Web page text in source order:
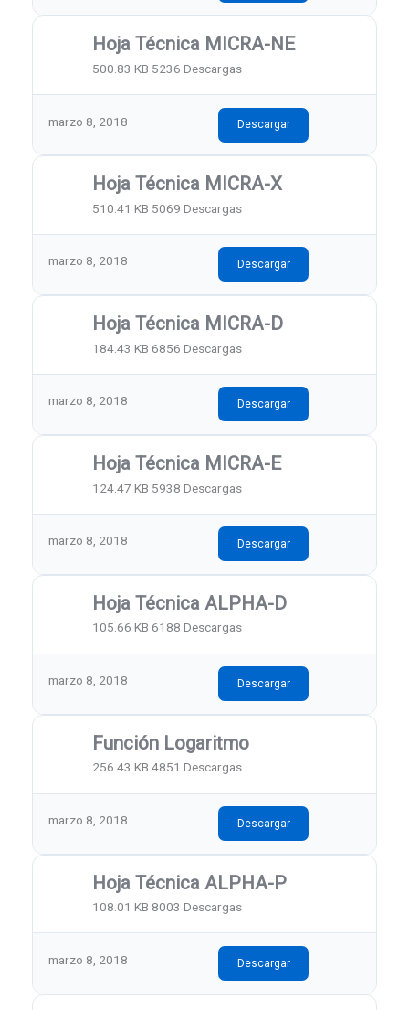
Hoja Técnica MICRA-NE
500.83 KB 5236 Descargas
marzo 8, 2018 Descargar
Hoja Técnica MICRA-X
510.41 KB 5069 Descargas
marzo 8, 2018 Descargar
Hoja Técnica MICRA-D
184.43 KB6856 Descargas
marzo 8, 2018 Descargar
Hoja Técnica MICRA-E
124.47 KB 5938 Descargas
marzo 8, 2018 Descargar
Hoja Técnica ALPHA-D
105.66 KB6188 Descargas
marzo 8, 2018 Descargar
Función Logaritmo
256.43 KB4851 Descargas
marzo 8, 2018 Descargar
Hoja Técnica ALPHA-P
108.01 KB 8003 Descargas
marzo 8, 2018 Descargar